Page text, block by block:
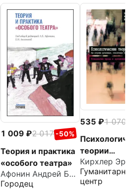
1 009 2 017 -50%
Теория и практика
«особого театра»
Афонин Андрей Борисович
Городец
535 1 070
теории
Кирхлер
центр